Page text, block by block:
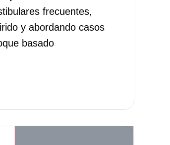
frecuentes,
y abordando casos
basado